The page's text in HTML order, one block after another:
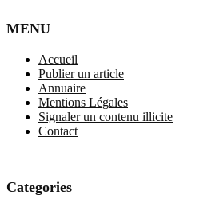
MENU
Accueil
Publier un article
Annuaire
Mentions Légales
Signaler un contenu illicite
Contact
Categories